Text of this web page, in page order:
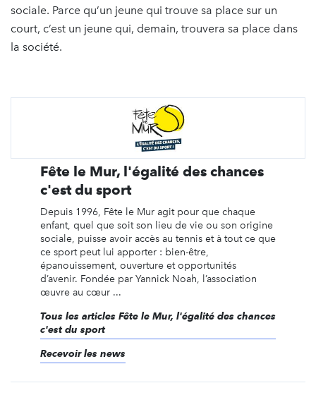
sociale. Parce qu’un jeune qui trouve sa place sur un
court, c’est un jeune qui, demain, trouvera sa place dans
la société.
Fête le Mur, l'égalité des chances
c'est du sport
Depuis 1996, Fête le Mur agit pour que chaque
enfant, quel que soit son lieu de vie ou son origine
sociale, puisse avoir accès au tennis et à tout ce que
ce sport peut lui apporter : bien-être,
épanouissement, ouverture et opportunités
d’avenir. Fondée par Yannick Noah, l’association
œuvre au cœur ...
Tous les articles Fête le Mur, l'égalité des chances
c'est du sport
Recevoir les news